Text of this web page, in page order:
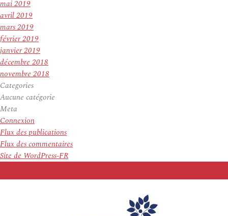
mai 2019
avril 2019
mars 2019
février 2019
janvier 2019
décembre 2018
novembre 2018
Categories
Aucune catégorie
Meta
Connexion
Flux des publications
Flux des commentaires
Site de WordPress-FR